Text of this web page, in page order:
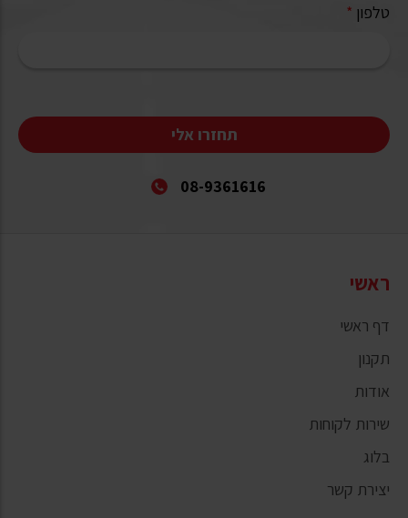
טלפון *
תחזרו אלי
08-9361616
ראשי
דף ראשי
תקנון
אודות
שירות לקוחות
בלוג
יצירת קשר